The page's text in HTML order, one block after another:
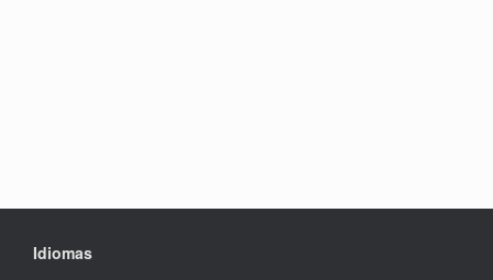
Idiomas